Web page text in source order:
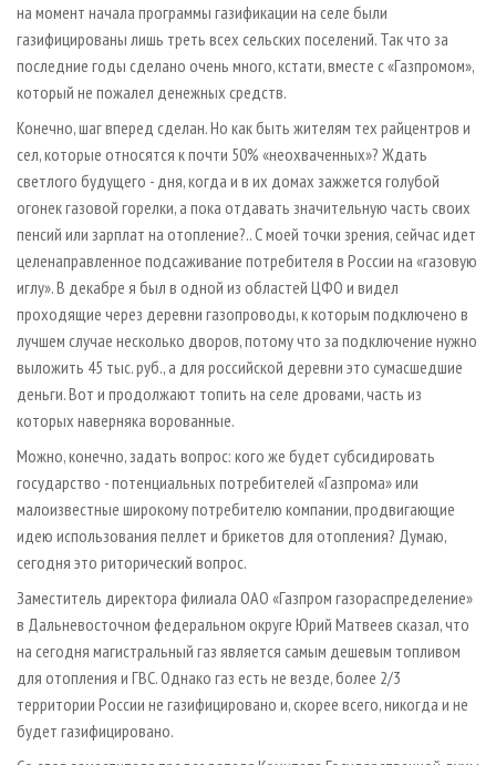
на момент начала программы газификации на селе были
газифицированы лишь треть всех сельских поселений. Так что за
последние годы сделано очень много, кстати, вместе с «Газпромом»,
который не пожалел денежных средств.
Конечно, шаг вперед сделан. Но как быть жителям тех райцентров и
сел, которые относятся к почти 50% «неохваченных»? Ждать
светлого будущего - дня, когда и в их домах зажжется голубой
огонек газовой горелки, а пока отдавать значительную часть своих
пенсий или зарплат на отопление?.. С моей точки зрения, сейчас идет
целенаправленное подсаживание потребителя в России на «газовую
иглу». В декабре я был в одной из областей ЦФО и видел
проходящие через деревни газопроводы, к которым подключено в
лучшем случае несколько дворов, потому что за подключение нужно
выложить 45 тыс. руб., а для российской деревни это сумаcшедшие
деньги. Вот и продолжают топить на селе дровами, часть из
которых наверняка ворованные.
Можно, конечно, задать вопрос: кого же будет субсидировать
государство - потенциальных потребителей «Газпрома» или
малоизвестные широкому потребителю компании, продвигающие
идею использования пеллет и брикетов для отопления? Думаю,
сегодня это риторический вопрос.
Заместитель директора филиала ОАО «Газпром газораспределение»
в Дальневосточном федеральном округе Юрий Матвеев сказал, что
на сегодня магистральный газ является самым дешевым топливом
для отопления и ГВС. Однако газ есть не везде, более 2/3
территории России не газифицировано и, скорее всего, никогда и не
будет газифицировано.